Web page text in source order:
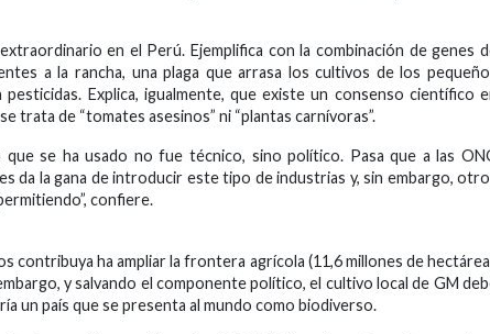
en el Perú. Ejemplifica con la combinación de genes
a la rancha, una plaga que arrasa los cultivos de los
Explica, igualmente, que existe un consenso científico
trata de “tomates asesinos” ni “plantas carnívoras”.
que se ha usado no fue técnico, sino político. Pasa que a las
da la gana de introducir este tipo de industrias y, sin embargo,
confiere.
contribuya ha ampliar la frontera agrícola (11,6 millones de
y salvando el componente político, el cultivo local de GM
un país que se presenta al mundo como biodiverso.